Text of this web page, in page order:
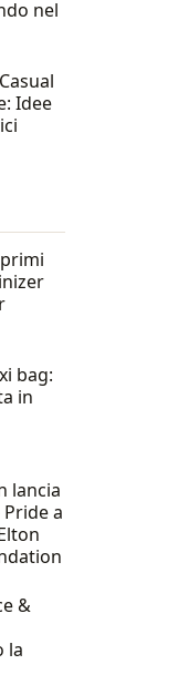
nel
Idee
bag:
in
lancia
a
&
la